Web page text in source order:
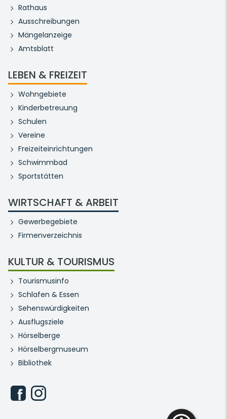
Rathaus
Ausschreibungen
Mängelanzeige
Amtsblatt
LEBEN & FREIZEIT
Wohngebiete
Kinderbetreuung
Schulen
Vereine
Freizeiteinrichtungen
Schwimmbad
Sportstätten
WIRTSCHAFT & ARBEIT
Gewerbegebiete
Firmenverzeichnis
KULTUR & TOURISMUS
Tourismusinfo
Schlafen & Essen
Sehenswürdigkeiten
Ausflugsziele
Hörselberge
Hörselbergmuseum
Bibliothek